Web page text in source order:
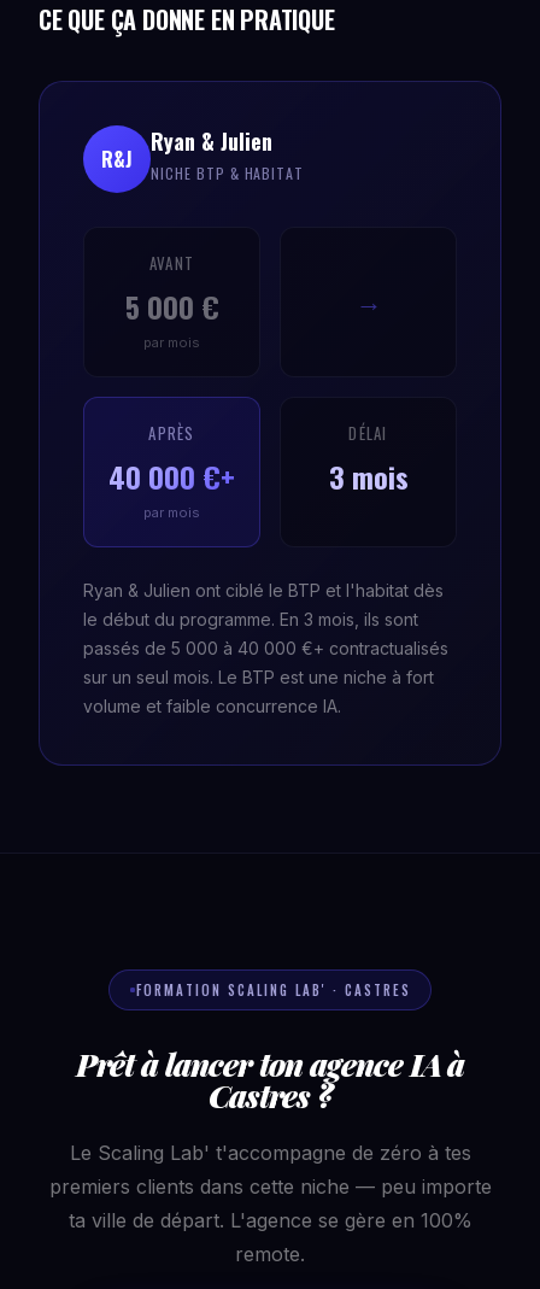
CE QUE ÇA DONNE EN PRATIQUE
R&J
Ryan & Julien
NICHE BTP & HABITAT
AVANT
5 000 €
par mois
→
APRÈS
40 000 €+
par mois
DÉLAI
3 mois
Ryan & Julien ont ciblé le BTP et l'habitat dès
le début du programme. En 3 mois, ils sont
passés de 5 000 à 40 000 €+ contractualisés
sur un seul mois. Le BTP est une niche à fort
volume et faible concurrence IA.
FORMATION SCALING LAB' · CASTRES
Prêt à lancer ton agence IA à
Castres ?
Le Scaling Lab' t'accompagne de zéro à tes
premiers clients dans cette niche — peu importe
ta ville de départ. L'agence se gère en 100%
remote.